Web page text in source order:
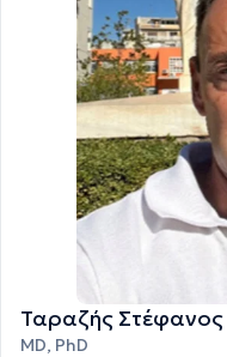
Ταραζής Στέφανος
MD, PhD